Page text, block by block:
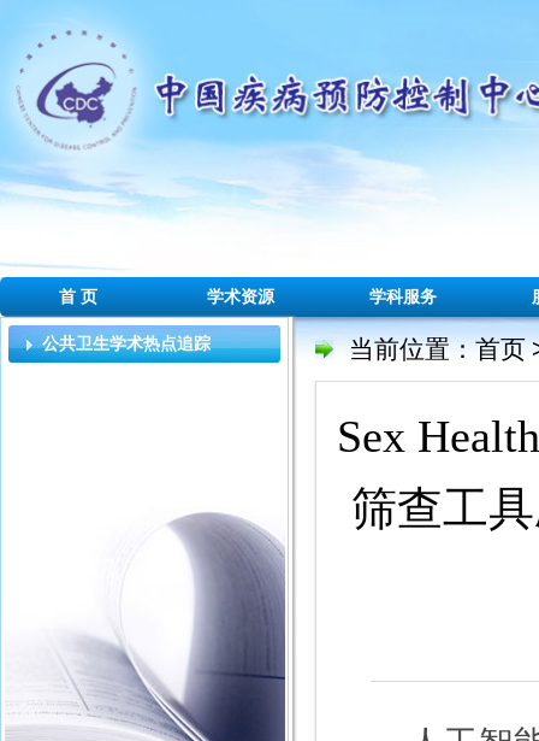
首 页 学术资源 学科服务
公共卫生学术热点追踪 当前位置：首页
Sex
筛查工